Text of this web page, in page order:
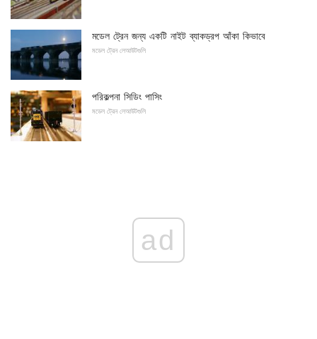
মডেল ট্রেন জন্য একটি নাইট ব্যাকড্রপ আঁকা কিভাবে
মডেল ট্রেন লেআউটগুলি
পরিকল্পনা সিডিং পাসিং
মডেল ট্রেন লেআউটগুলি
ad